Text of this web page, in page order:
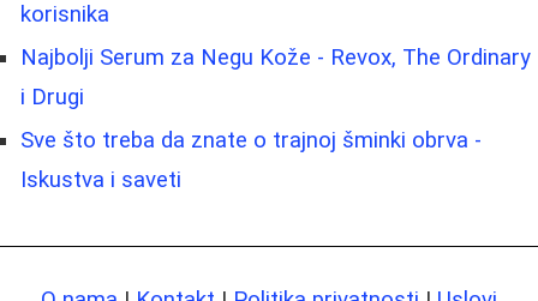
korisnika
Najbolji Serum za Negu Kože - Revox, The Ordinary
i Drugi
Sve što treba da znate o trajnoj šminki obrva -
Iskustva i saveti